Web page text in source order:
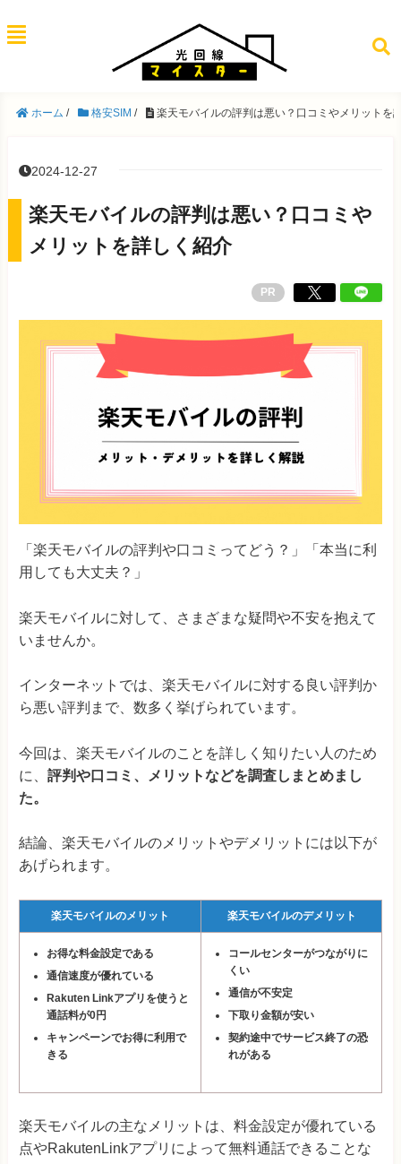
ホーム / 格安SIM / 楽天モバイルの評判は悪い？口コミやメリットを
2024-12-27
楽天モバイルの評判は悪い？口コミや
メリットを詳しく紹介
PR
「楽天モバイルの評判や口コミってどう？」「本当に利
用しても大丈夫？」
楽天モバイルに対して、さまざまな疑問や不安を抱えて
いませんか。
インターネットでは、楽天モバイルに対する良い評判か
ら悪い評判まで、数多く挙げられています。
今回は、楽天モバイルのことを詳しく知りたい人のため
に、 評判や口コミ、メリットなどを調査しまとめまし
た。
結論、楽天モバイルのメリットやデメリットには以下が
あげられます。
楽天モバイルのメリット 楽天モバイルのデメリット
お得な料金設定である
通信速度が優れている
Rakuten Linkアプリを使うと
通話料が0円
キャンペーンでお得に利用で
きる
コールセンターがつながりに
くい
通信が不安定
下取り金額が安い
契約途中でサービス終了の恐
れがある
楽天モバイルの主なメリットは、料金設定が優れている
点やRakutenLinkアプリによって無料通話できることな